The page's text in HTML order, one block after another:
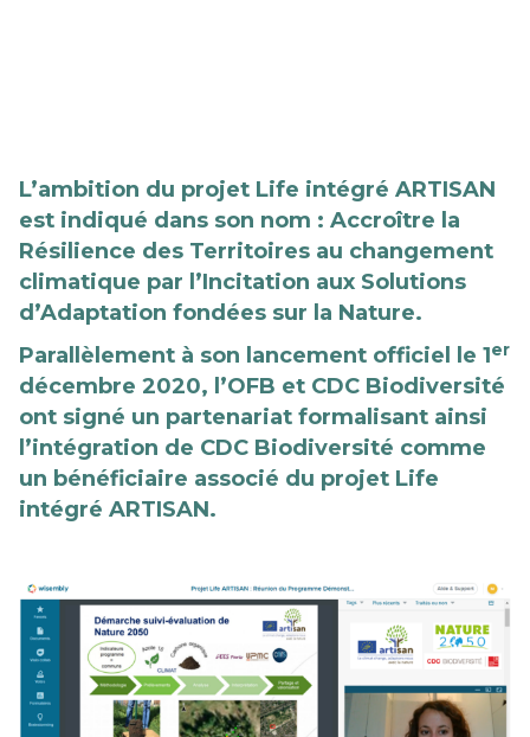
L’ambition du projet Life intégré ARTISAN
est indiqué dans son nom : Accroître la
Résilience des Territoires au changement
climatique par l’Incitation aux Solutions
d’Adaptation fondées sur la Nature.
Parallèlement à son lancement officiel le 1er
décembre 2020, l’OFB et CDC Biodiversité
ont signé un partenariat formalisant ainsi
l’intégration de CDC Biodiversité comme
un bénéficiaire associé du projet Life
intégré ARTISAN.